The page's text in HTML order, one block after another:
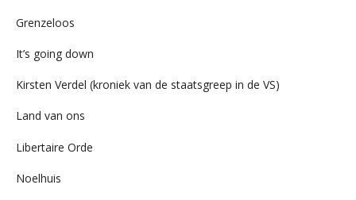
Grenzeloos
It’s going down
Kirsten Verdel (kroniek van de staatsgreep in de VS)
Land van ons
Libertaire Orde
Noelhuis